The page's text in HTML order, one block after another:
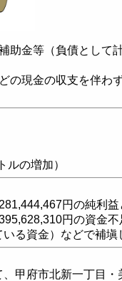
金等（負債として
現金の収支を伴わ
の増加）
円の純利益
円の資金
る資金）などで補塡
甲府市北新一丁目・